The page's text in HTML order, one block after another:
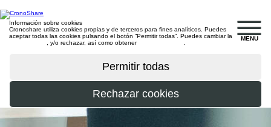
MENU
Información sobre cookies
Cronoshare utiliza cookies propias y de terceros para fines analíticos. Puedes
aceptar todas las cookies pulsando el botón “Permitir todas”. Puedes cambiar la
, y/o rechazar, así como obtener